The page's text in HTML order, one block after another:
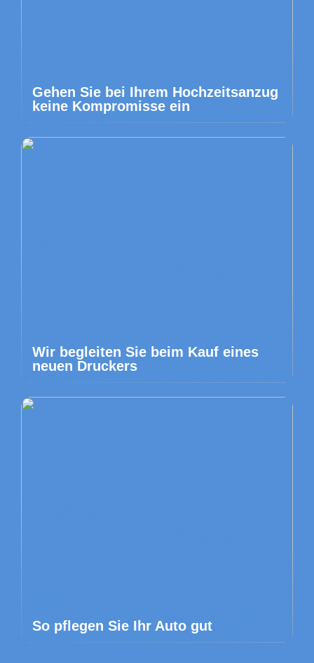
Gehen Sie bei Ihrem Hochzeitsanzug
keine Kompromisse ein
Wir begleiten Sie beim Kauf eines
neuen Druckers
So pflegen Sie Ihr Auto gut